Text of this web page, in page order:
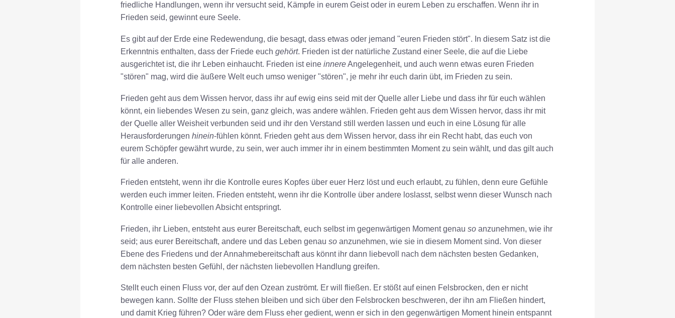
friedliche Handlungen, wenn ihr versucht seid, Kämpfe in eurem Geist oder in eurem Leben zu erschaffen. Wenn ihr in
Frieden seid, gewinnt eure Seele.
Es gibt auf der Erde eine Redewendung, die besagt, dass etwas oder jemand "euren Frieden stört". In diesem Satz ist die
Erkenntnis enthalten, dass der Friede euch gehört. Frieden ist der natürliche Zustand einer Seele, die auf die Liebe
ausgerichtet ist, die ihr Leben einhaucht. Frieden ist eine innereAngelegenheit, und auch wenn etwas euren Frieden
"stören" mag, wird die äußere Welt euch umso weniger "stören", je mehr ihr euch darin übt, im Frieden zu sein.
Frieden geht aus dem Wissen hervor, dass ihr auf ewig eins seid mit der Quelle aller Liebe und dass ihr für euch wählen
könnt, ein liebendes Wesen zu sein, ganz gleich, was andere wählen. Frieden geht aus dem Wissen hervor, dass ihr mit
der Quelle aller Weisheit verbunden seid und ihr den Verstand still werden lassen und euch in eine Lösung für alle
Herausforderungen hinein-fühlen könnt. Frieden geht aus dem Wissen hervor, dass ihr ein Recht habt, das euch von
eurem Schöpfer gewährt wurde, zu sein, wer auch immer ihr in einem bestimmten Moment zu sein wählt, und das gilt auch
für alle anderen.
Frieden entsteht, wenn ihr die Kontrolle eures Kopfes über euer Herz löst und euch erlaubt, zu fühlen, denn eure Gefühle
werden euch immer leiten. Frieden entsteht, wenn ihr die Kontrolle über andere loslasst, selbst wenn dieser Wunsch nach
Kontrolle einer liebevollen Absicht entspringt.
Frieden, ihr Lieben, entsteht aus eurer Bereitschaft, euch selbst im gegenwärtigen Moment genau so anzunehmen, wie ihr
seid; aus eurer Bereitschaft, andere und das Leben genau so anzunehmen, wie sie in diesem Moment sind. Von dieser
Ebene des Friedens und der Annahmebereitschaft aus könnt ihr dann liebevoll nach dem nächsten besten Gedanken,
dem nächsten besten Gefühl, der nächsten liebevollen Handlung greifen.
Stellt euch einen Fluss vor, der auf den Ozean zuströmt. Er will fließen. Er stößt auf einen Felsbrocken, den er nicht
bewegen kann. Sollte der Fluss stehen bleiben und sich über den Felsbrocken beschweren, der ihn am Fließen hindert,
und damit Krieg führen? Oder wäre dem Fluss eher gedient, wenn er sich in den gegenwärtigen Moment hinein entspannt